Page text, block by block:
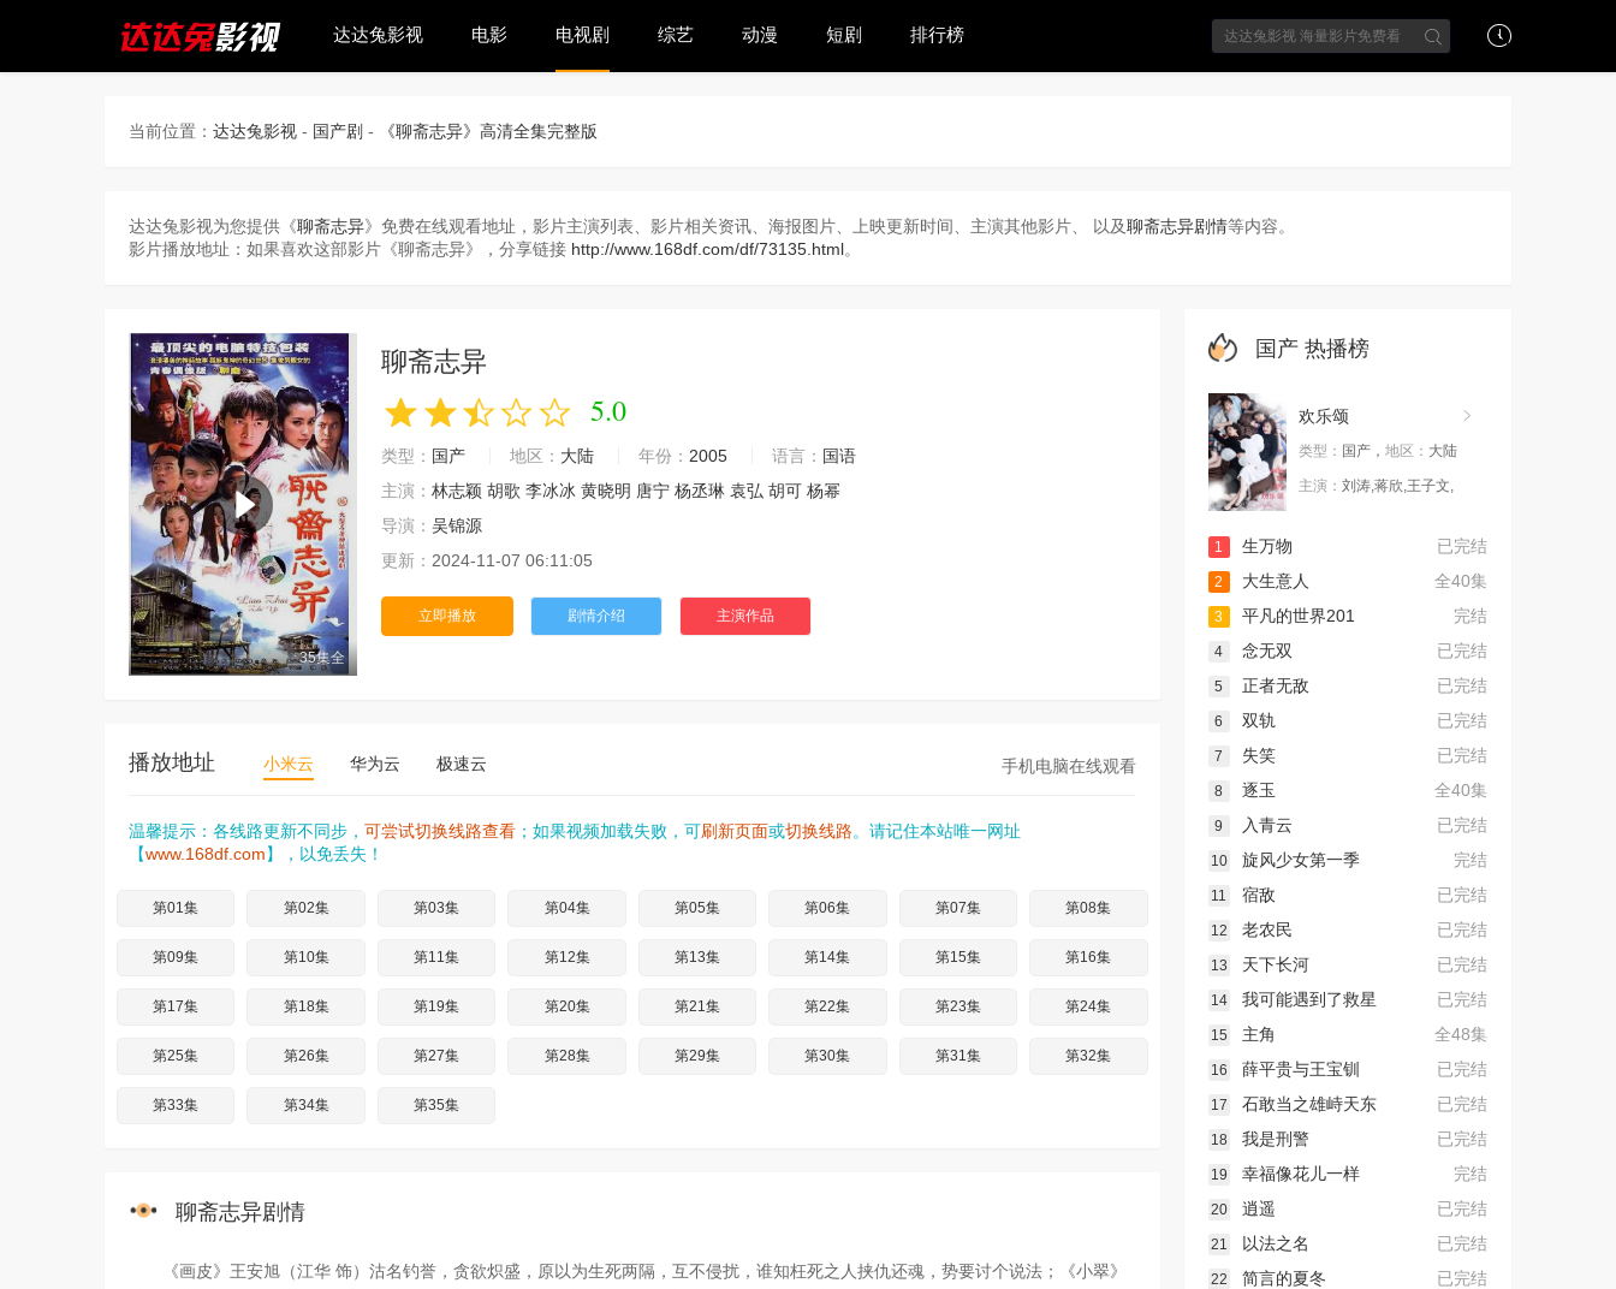
达达兔影视 电影 电视剧 综艺 动漫 短剧 排行榜
当前位置： 达达兔影视 - 国产剧 - 《聊斋志异》高清全集完整版
达达兔影视为您提供《聊斋志异》免费在线观看地址，影片主演列表、影片相关资讯、海报图片、上映更新时间、主演其他影片、 以及聊斋志异剧情等内容。
影片播放地址：如果喜欢这部影片《聊斋志异》，分享链接 http://www.168df.com/df/73135.html。
35集全
聊斋志异
5.0
类型： 国产 地区： 大陆 年份： 2005 语言： 国语
主演： 林志颖 胡歌 李冰冰 黄晓明 唐宁 杨丞琳 袁弘 胡可 杨幂
导演： 吴锦源
更新： 2024-11-07 06:11:05
立即播放 剧情介绍 主演作品
手机电脑在线观看
播放地址 小米云 华为云 极速云
温馨提示：各线路更新不同步， 可尝试切换线路查看 ；如果视频加载失败，可刷新页面或切换线路。请记住本站唯一网址
【www.168df.com】，以免丢失！
第01集 第02集 第03集 第04集 第05集 第06集 第07集 第08集
第09集 第10集 第11集 第12集 第13集 第14集 第15集 第16集
第17集 第18集 第19集 第20集 第21集 第22集 第23集 第24集
第25集 第26集 第27集 第28集 第29集 第30集 第31集 第32集
第33集 第34集 第35集
聊斋志异剧情
《画皮》王安旭（江华 饰）沽名钓誉，贪欲炽盛，原以为生死两隔，互不侵扰，谁知枉死之人挟仇还魂，势要讨个说法；《小翠》
国产热播榜
欢乐颂
类型： 国产， 地区： 大陆
主演： 刘涛,蒋欣,王子文,
已完结
1
生万物
全40集
2
大生意人
完结
3
平凡的世界201
已完结
4
念无双
已完结
5
正者无敌
已完结
6
双轨
已完结
7
失笑
全40集
8
逐玉
已完结
9
入青云
完结
10
旋风少女第一季
已完结
11
宿敌
已完结
12
老农民
已完结
13
天下长河
已完结
14
我可能遇到了救星
全48集
15
主角
已完结
16
薛平贵与王宝钏
已完结
17
石敢当之雄峙天东
已完结
18
我是刑警
完结
19
幸福像花儿一样
已完结
20
逍遥
已完结
21
以法之名
已完结
22
简言的夏冬